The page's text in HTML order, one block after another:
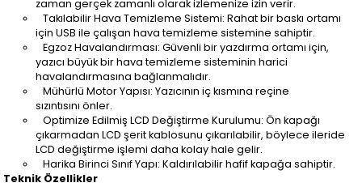
zaman gerçek zamanlı olarak izlemenize izin verir.
Takılabilir Hava Temizleme Sistemi: Rahat bir baskı ortamı
için USB ile çalışan hava temizleme sistemine sahiptir.
Egzoz Havalandırması: Güvenli bir yazdırma ortamı için,
yazıcı büyük bir hava temizleme sisteminin harici
havalandırmasına bağlanmalıdır.
Mühürlü Motor Yapısı: Yazıcının iç kısmına reçine
sızıntısını önler.
Optimize Edilmiş LCD Değiştirme Kurulumu: Ön kapağı
çıkarmadan LCD şerit kablosunu çıkarılabilir, böylece ileride
LCD değiştirme işlemi daha kolay hale gelir.
Harika Birinci Sınıf Yapı: Kaldırılabilir hafif kapağa sahiptir.
Teknik Özellikler